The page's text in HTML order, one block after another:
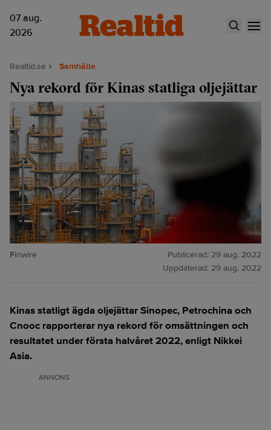
07 aug.
2026
Realtid.se Samhälle
Nya rekord för Kinas statliga oljejättar
Finwire Publicerad: 29 aug. 2022
Uppdaterad: 29 aug. 2022
Kinas statligt ägda oljejättar Sinopec, Petrochina och
Cnooc rapporterar nya rekord för omsättningen och
resultatet under första halvåret 2022, enligt Nikkei
Asia.
ANNONS